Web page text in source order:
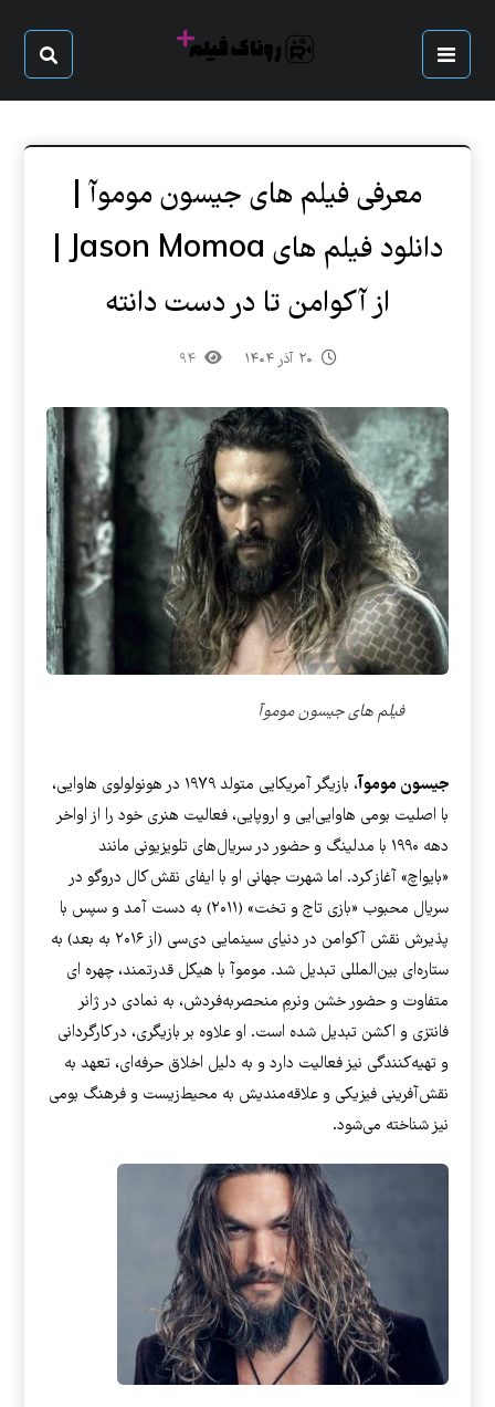
معرفی فیلم های جیسون موموآ |
دانلود فیلم های Jason Momoa |
از آکوامن تا در دست دانته
۲۰ آذر ۱۴۰۴ ۹۴
فیلم های جیسون موموآ
جیسون موموآ
، بازیگر آمریکایی متولد ۱۹۷۹ در هونولولوی هاوایی،
با اصلیت بومی هاوایی‌ایی و اروپایی، فعالیت هنری خود را از اواخر
دهه ۱۹۹۰ با مدلینگ و حضور در سریال‌های تلویزیونی مانند
«بایواچ» آغاز کرد. اما شهرت جهانی او با ایفای نقش کال دروگو در
سریال محبوب «بازی تاج و تخت» (۲۰۱۱) به دست آمد و سپس با
پذیرش نقش آکوامن در دنیای سینمایی دی‌سی (از ۲۰۱۶ به بعد) به
ستاره‌ای بین‌المللی تبدیل شد. موموآ با هیکل قدرتمند، چهره ای
متفاوت و حضور خشن ونرمِ منحصربه‌فردش، به نمادی در ژانر
فانتزی و اکشن تبدیل شده است. او علاوه بر بازیگری، در کارگردانی
و تهیه‌کنندگی نیز فعالیت دارد و به دلیل اخلاق حرفه‌ای، تعهد به
نقش‌آفرینی فیزیکی و علاقه‌مندیش به محیط‌زیست و فرهنگ بومی
نیز شناخته می‌شود.